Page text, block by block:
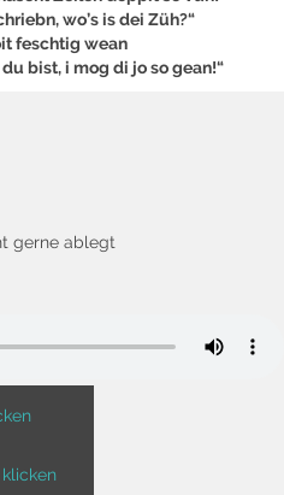
wo’s is dei Züh?“
feschtig wean
bist, i mog di jo so gean!“
gerne ablegt